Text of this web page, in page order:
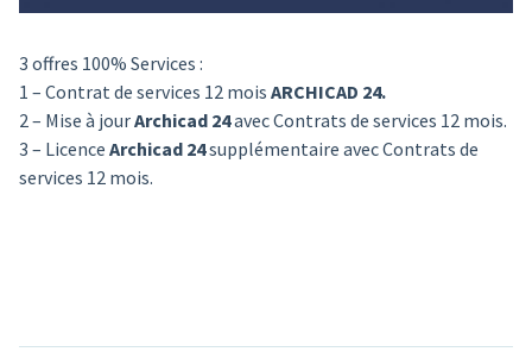
3 offres 100% Services :
1 – Contrat de services 12 mois ARCHICAD 24.
2 – Mise à jourArchicad 24avec Contrats de services 12 mois.
3 – Licence Archicad 24supplémentaire avec Contrats de
services 12 mois.